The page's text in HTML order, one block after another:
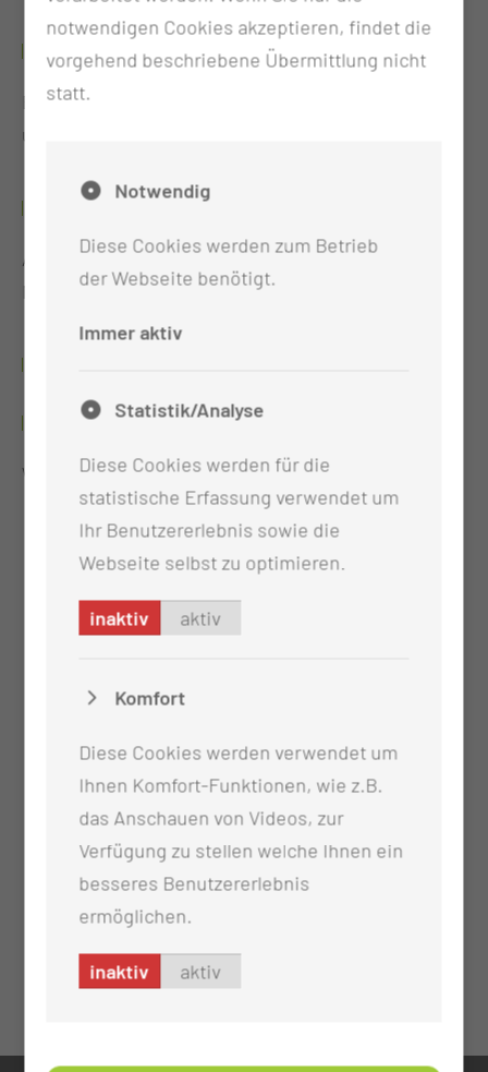
1993 - 2004
Einsatz als Krankenschwester in der Augenklinik
und der Kardiologie
1990 - 1993
Ausbildung zur Krankenschwester an der
Medizinischen Fachschule Cottbus
2004 - 2005
Weiterqualifikation „Zur Leitung einer Station“
notwendigen Cookies akzeptieren, findet die
vorgehend beschriebene Übermittlung nicht
statt.
Notwendig
Diese Cookies werden zum Betrieb
der Webseite benötigt.
Immer aktiv
Statistik/Analyse
Diese Cookies werden für die
statistische Erfassung verwendet um
Ihr Benutzererlebnis sowie die
Webseite selbst zu optimieren.
inaktiv aktiv
Komfort
Diese Cookies werden verwendet um
Ihnen Komfort-Funktionen, wie z.B.
das Anschauen von Videos, zur
Verfügung zu stellen welche Ihnen ein
besseres Benutzererlebnis
ermöglichen.
inaktiv aktiv